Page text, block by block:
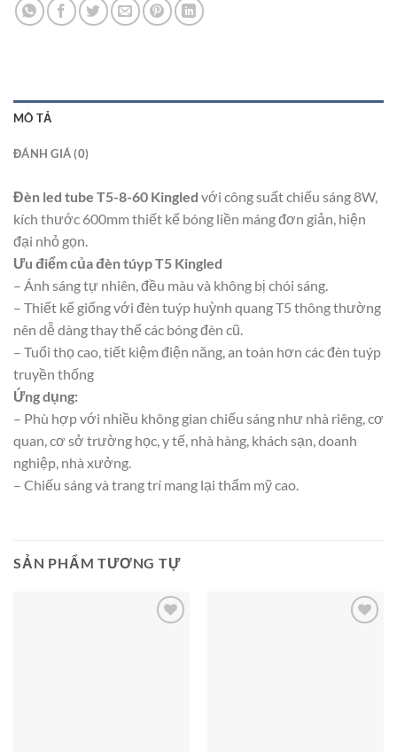
MÔ TẢ
ĐÁNH GIÁ (0)
Đèn led tube T5-8-60 Kingled với công suất chiếu sáng 8W,
kích thước 600mm thiết kế bóng liền máng đơn giản, hiện
đại nhỏ gọn.
Ưu điểm của đèn túyp T5 Kingled
– Ánh sáng tự nhiên, đều màu và không bị chói sáng.
– Thiết kế giống với đèn tuýp huỳnh quang T5 thông thường
nên dễ dàng thay thế các bóng đèn cũ.
– Tuổi thọ cao, tiết kiệm điện năng, an toàn hơn các đèn tuýp
truyền thống
Ứng dụng:
– Phù hợp với nhiều không gian chiếu sáng như nhà riêng, cơ
quan, cơ sở trường học, y tế, nhà hàng, khách sạn, doanh
nghiệp, nhà xưởng.
– Chiếu sáng và trang trí mang lại thẩm mỹ cao.
SẢN PHẨM TƯƠNG TỰ